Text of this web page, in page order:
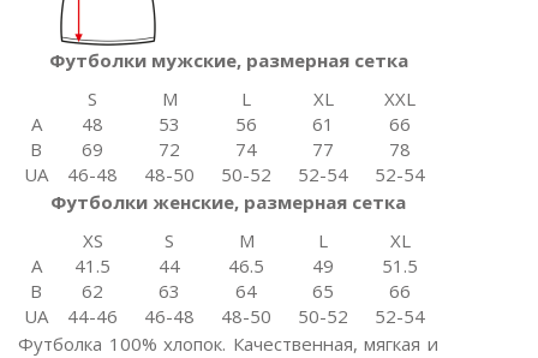
Футболки мужские, размерная сетка
S
M L XL
XXL
A
48 53 56 61
66
B
69 72 74 77
78
UA
46-48 48-50 50-52 52-54
52-54
Футболки женские, размерная сетка
XS
S M L
XL
A
41.5 44 46.5 49
51.5
B
62 63 64 65
66
UA
44-46 46-48 48-50 50-52
52-54
Футболка 100% хлопок. Качественная, мягкая и